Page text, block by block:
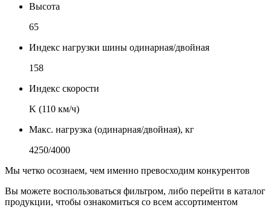
Высота
65
Индекс нагрузки шины одинарная/двойная
158
Индекс скорости
K (110 км/ч)
Макс. нагрузка (одинарная/двойная), кг
4250/4000
Мы четко осознаем, чем именно превосходим конкурентов
Вы можете воспользоваться фильтром, либо перейти в каталог
продукции, чтобы ознакомиться со всем ассортиментом